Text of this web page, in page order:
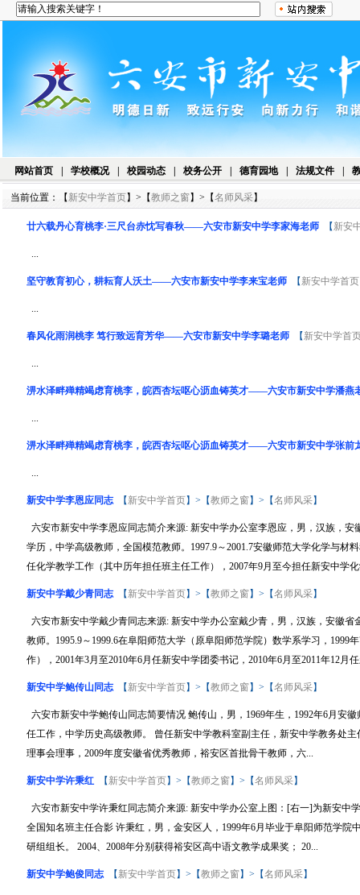
网站首页 学校概况 校园动态 校务公开 德育园地 法规文件
当前位置：【 新安中学首页】>【教师之窗】>【名师风采】
廿六载丹心育桃李·三尺台赤忱写春秋——六安市新安中学李家海老师 【 新安
...
坚守教育初心，耕耘育人沃土——六安市新安中学李来宝老师 【 新安中学首页
...
春风化雨润桃李 笃行致远育芳华——六安市新安中学李璐老师 【 新安中学首
...
淠水泽畔殚精竭虑育桃李，皖西杏坛呕心沥血铸英才——六安市新安中学潘燕
...
淠水泽畔殚精竭虑育桃李，皖西杏坛呕心沥血铸英才——六安市新安中学张前
...
新安中学李恩应同志 【 新安中学首页】>【教师之窗】>【名师风采】
六安市新安中学李恩应同志简介来源: 新安中学办公室李恩应，男，汉族，
学历，中学高级教师，全国模范教师。1997.9～2001.7安徽师范大学化学与材
任化学教学工作（其中历年担任班主任工作），2007年9月至今担任新安中学
新安中学戴少青同志 【 新安中学首页】>【教师之窗】>【名师风采】
六安市新安中学戴少青同志来源: 新安中学办公室戴少青，男，汉族，安徽
教师。1995.9～1999.6在阜阳师范大学（原阜阳师范学院）数学系学习，1999
作），2001年3月至2010年6月任新安中学团委书记，2010年6月至2011年12月
新安中学鲍传山同志 【 新安中学首页】>【教师之窗】>【名师风采】
六安市新安中学鲍传山同志简要情况 鲍传山，男，1969年生，1992年6月安
任工作，中学历史高级教师。 曾任新安中学教科室副主任，新安中学教务处
理事会理事，2009年度安徽省优秀教师，裕安区首批骨干教师，六...
新安中学许秉红 【 新安中学首页】>【教师之窗】>【名师风采】
六安市新安中学许秉红同志简介来源: 新安中学办公室上图：[右一]为新安中
全国知名班主任合影 许秉红，男，金安区人，1999年6月毕业于阜阳师范学
研组组长。 2004、2008年分别获得裕安区高中语文教学成果奖； 20...
新安中学鲍俊同志 【 新安中学首页】>【教师之窗】>【名师风采】